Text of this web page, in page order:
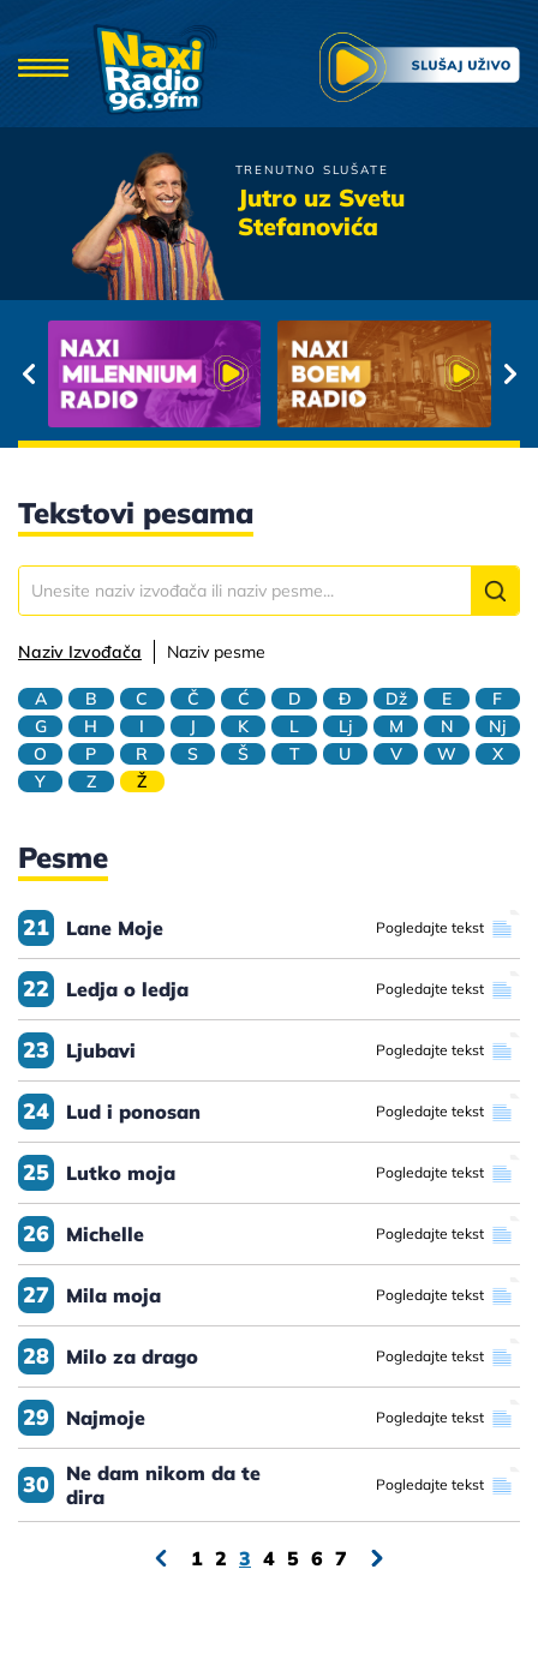
TRENUTNO SLUŠATE
Jutro uz Svetu
Stefanovića
Tekstovi pesama
Naziv Izvođača Naziv pesme
A B C Č Ć D Đ Dž E
F
G
H I J K L Lj M N
Nj
O
P R S Š T U V W
X
Y
Z Ž
Pesme
21 Lane Moje Pogledajte tekst
22 Ledja o ledja Pogledajte tekst
23 Ljubavi Pogledajte tekst
24 Lud i ponosan Pogledajte tekst
25 Lutko moja Pogledajte tekst
26 Michelle Pogledajte tekst
27 Mila moja Pogledajte tekst
28 Milo za drago Pogledajte tekst
29 Najmoje Pogledajte tekst
30
Ne dam nikom da te
dira
Pogledajte tekst
1 2 3 4 5 6 7